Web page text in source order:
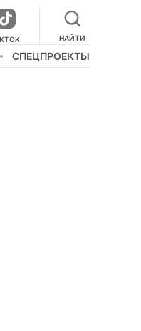
НАЙТИ
СПЕЦПРОЕКТЫ